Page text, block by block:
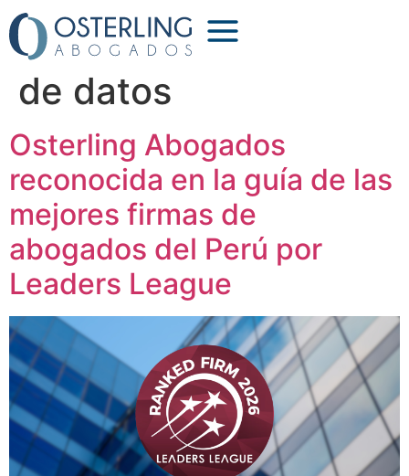
Etiqueta:protección
de datos
Osterling Abogados
reconocida en la guía de las
mejores firmas de
abogados del Perú por
Leaders League